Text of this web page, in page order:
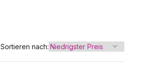
Sortieren nach: